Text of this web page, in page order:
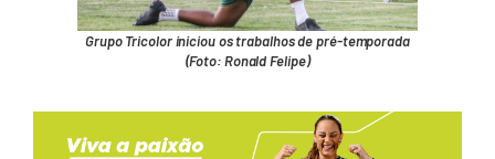
Grupo Tricolor iniciou os trabalhos de pré-temporada
(Foto: Ronald Felipe)